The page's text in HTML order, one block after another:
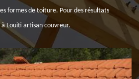
formes de toiture. Pour des résultats
Louiti artisan couvreur.